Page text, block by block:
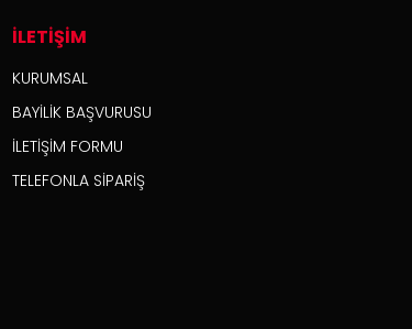
İLETİŞİM
KURUMSAL
BAYİLİK BAŞVURUSU
İLETİŞİM FORMU
TELEFONLA SİPARİŞ